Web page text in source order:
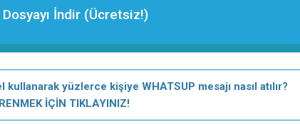
Dosyayı İndir (Ücretsiz!)
kullanarak yüzlerce kişiye WHATSUP mesajı nasıl atılır?
İÇİN TIKLAYINIZ!